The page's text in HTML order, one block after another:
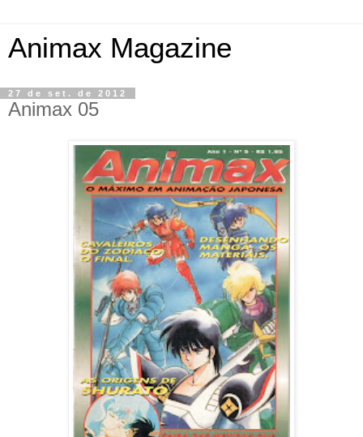
Animax Magazine
27 de set. de 2012
Animax 05